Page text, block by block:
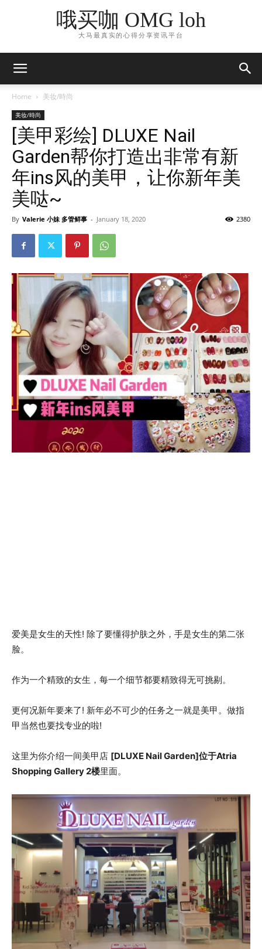
哦买咖 OMG loh
大马最真实的心得分享资讯平台
Home 美妆/時尚
美妆/時尚
[美甲彩绘] DLUXE Nail
Garden帮你打造出非常有新
年ins风的美甲，让你新年美
美哒~
By Valerie 小妹 多管鲜事 - January 18, 2020 2380
爱美是女生的天性! 除了要懂得护肤之外，手是女生的第二张
脸。
作为一个精致的女生，每一个细节都要精致得无可挑剔。
更何况新年要来了! 新年必不可少的任务之一就是美甲。做指
甲当然也要找专业的啦!
这里为你介绍一间美甲店 [DLUXE Nail Garden]位于Atria
Shopping Gallery 2楼里面。